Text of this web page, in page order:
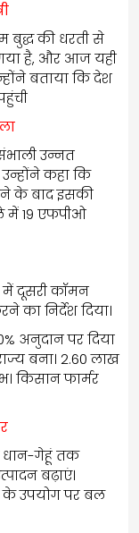
बुद्ध की धरती से
है, और आज यही
बताया कि देश
उन्नत
कहा कि
के बाद इसकी
में 19 एफपीओ
में दूसरी कॉमन
का निर्देश दिया।
अनुदान पर दिया
बना। 2.60 लाख
किसान फार्मर
धान-गेहूं तक
बढ़ाएं।
के उपयोग पर बल